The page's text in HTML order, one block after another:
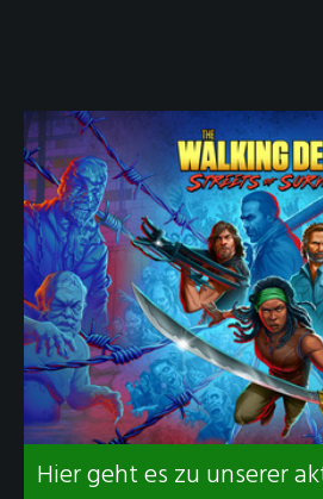
Hier geht es zu unserer